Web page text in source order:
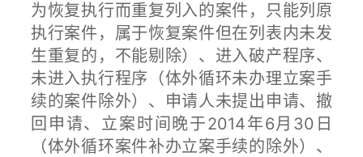
为恢复执行而重复列入的案件，只能列原
执行案件，属于恢复案件但在列表内未发
生重复的，不能剔除）、进入破产程序、
未进入执行程序（体外循环未办理立案手
续的案件除外）、申请人未提出申请、撤
回申请、立案时间晚于2014年6月30日
（体外循环案件补办立案手续的除外）、